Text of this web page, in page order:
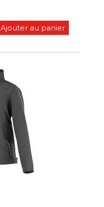
Ajouter au panier